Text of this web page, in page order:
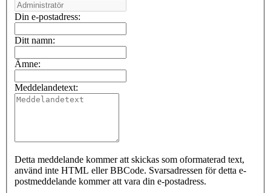
Din e-postadress:
Ditt namn:
Ämne:
Meddelandetext:
Detta meddelande kommer att skickas som oformaterad text,
använd inte HTML eller BBCode. Svarsadressen för detta e-
postmeddelande kommer att vara din e-postadress.